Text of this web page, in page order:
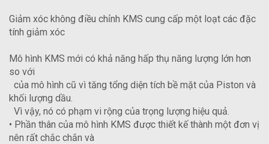
Giảm xóc không điều chỉnh KMS cung cấp một loạt các đặc
tính giảm xóc
Mô hình KMS mới có khả năng hấp thụ năng lượng lớn hơn
so với
của mô hình cũ vì tăng tổng diện tích bề mặt của Piston và
khối lượng dầu.
Vì vậy, nó có phạm vi rộng của trọng lượng hiệu quả.
• Phần thân của mô hình KMS được thiết kế thành một đơn vị
nên rất chắc chắn và